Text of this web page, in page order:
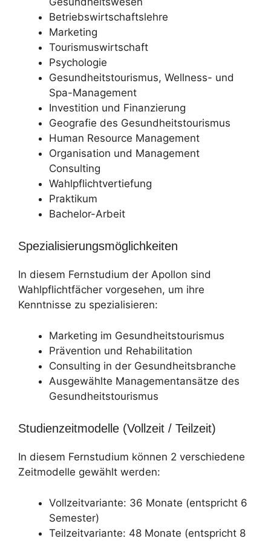
Betriebswirtschaftslehre
Marketing
Tourismuswirtschaft
Psychologie
Gesundheitstourismus, Wellness- und
Spa-Management
Investition und Finanzierung
Geografie des Gesundheitstourismus
Human Resource Management
Organisation und Management
Consulting
Wahlpflichtvertiefung
Praktikum
Bachelor-Arbeit
Spezialisierungsmöglichkeiten
In diesem Fernstudium der Apollon sind
Wahlpflichtfächer vorgesehen, um ihre
Kenntnisse zu spezialisieren:
Marketing im Gesundheitstourismus
Prävention und Rehabilitation
Consulting in der Gesundheitsbranche
Ausgewählte Managementansätze des
Gesundheitstourismus
Studienzeitmodelle (Vollzeit / Teilzeit)
In diesem Fernstudium können 2 verschiedene
Zeitmodelle gewählt werden:
Vollzeitvariante: 36 Monate (entspricht 6
Semester)
Teilzeitvariante: 48 Monate (entspricht 8